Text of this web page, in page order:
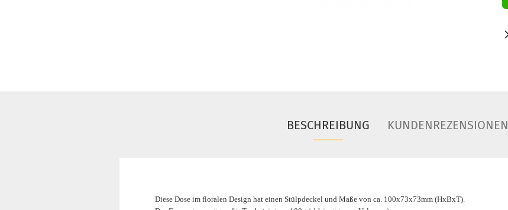
BESCHREIBUNG KUNDENREZENSIONEN
Diese Dose im floralen Design hat einen Stülpdeckel und Maße von ca. 100x73x73mm (HxBxT).